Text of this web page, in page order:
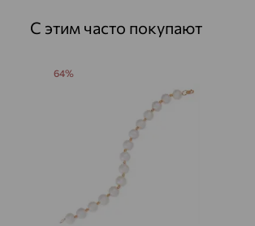
С этим часто покупают
64%